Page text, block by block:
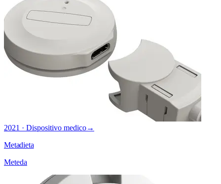
2021 · Dispositivo medico→
Metadieta
Meteda